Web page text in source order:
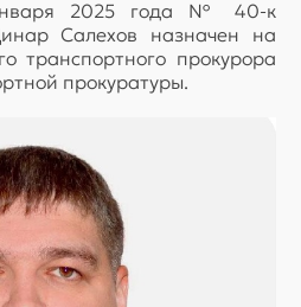
2025 года № 40-к
Салехов назначен на
транспортного прокурора
прокуратуры.